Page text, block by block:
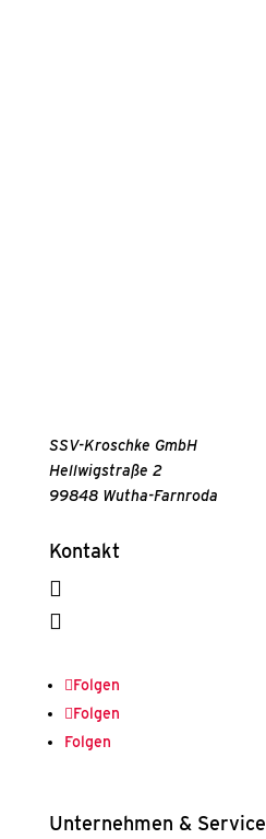
SSV-Kroschke GmbH
Hellwigstraße 2
99848 Wutha-Farnroda
Kontakt


Folgen
Folgen
Folgen
Unternehmen & Service